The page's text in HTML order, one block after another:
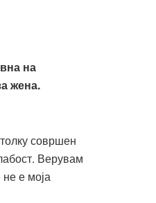
на
жена.
совршен
Верувам
е моја